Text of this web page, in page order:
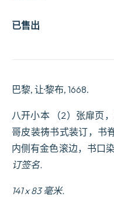
已售出
巴黎, 让·黎布, 1668.
八开小本 （2）张扉页
哥皮装祷书式装订，书
内侧有金色滚边，书口
订签名.
141 x 83 毫米.